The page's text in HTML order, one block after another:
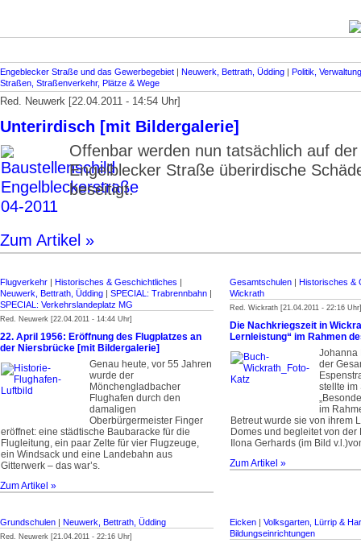
Engeblecker Straße und das Gewerbegebiet | Neuwerk, Bettrath, Üdding | Politik,
Straßen, Straßenverkehr, Plätze & Wege
Red. Neuwerk [22.04.2011 - 14:54 Uhr]
Unterirdisch [mit Bildergalerie]
Offenbar werden nun tatsächlich auf der
Engelblecker Straße überirdische
beseitigt.
Zum Artikel »
Flugverkehr | Historisches & Geschichtliches |
Neuwerk, Bettrath, Üdding | SPECIAL: Trabrennbahn |
SPECIAL: Verkehrslandeplatz MG
Red. Neuwerk [22.04.2011 - 14:44 Uhr]
22. April 1956: Eröffnung des Flugplatzes an
der Niersbrücke [mit Bildergalerie]
Genau heute, vor 55 Jahren
wurde der
Mönchengladbacher
Flughafen durch den
damaligen
Oberbürgermeister Finger
eröffnet: eine städtische Baubaracke für die
Flugleitung, ein paar Zelte für vier Flugzeuge,
ein Windsack und eine Landebahn aus
Gitterwerk – das war’s.
Zum Artikel »
Gesamtschulen | Historisches &
Wickrath
Red. Wickrath [21.04.2011 - 22:16 Uhr]
Die Nachkriegszeit in
Lernleistung“ im Rahmen
Johanna
der
stellte im
im
Betreut wurde sie von ihrem
Domes und begleitet von
Ilona Gerhards (im Bild
Zum Artikel »
Grundschulen | Neuwerk, Bettrath, Üdding
Red. Neuwerk [21.04.2011 - 22:16 Uhr]
Eicken | Volksgarten, Lürrip &
Bildungseinrichtungen